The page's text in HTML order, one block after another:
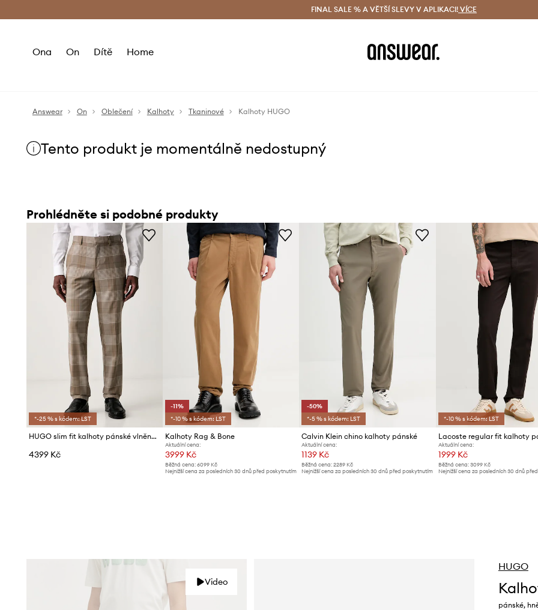
Doručení a vrácení zdarma (od 1800 Kč) Doručení i do 24 h
FINAL SALE % A VĚTŠÍ SLEVY V APLIKACI! VÍCE
Ona On Dítě Home
Answear On Oblečení Kalhoty Tkaninové Kalhoty HUGO
Tento produkt je momentálně nedostupný
Prohlédněte si podobné produkty
*-25 % s kódem: LST
HUGO slim fit kalhoty pánské vlněné Hogan263X
4399 Kč
-11%
*-10 % s kódem: LST
Kalhoty Rag & Bone
Aktuální cena:
3999 Kč
Běžná cena:6099 Kč
Nejnižší cena za posledních 30 dnů před poskytnutím
-50%
*-5 % s kódem: LST
Calvin Klein chino kalhoty pánské
Aktuální cena:
1139 Kč
Běžná cena: 2289 Kč
Nejnižší cena za posledních 30 dnů před poskytnutím
*-10 % s kódem: LST
Aktuální cena:
1999 Kč
Běžná cena: 3099 Kč
Nejnižší cena za posledních 30 dnů
Video
HUGO
pánské,